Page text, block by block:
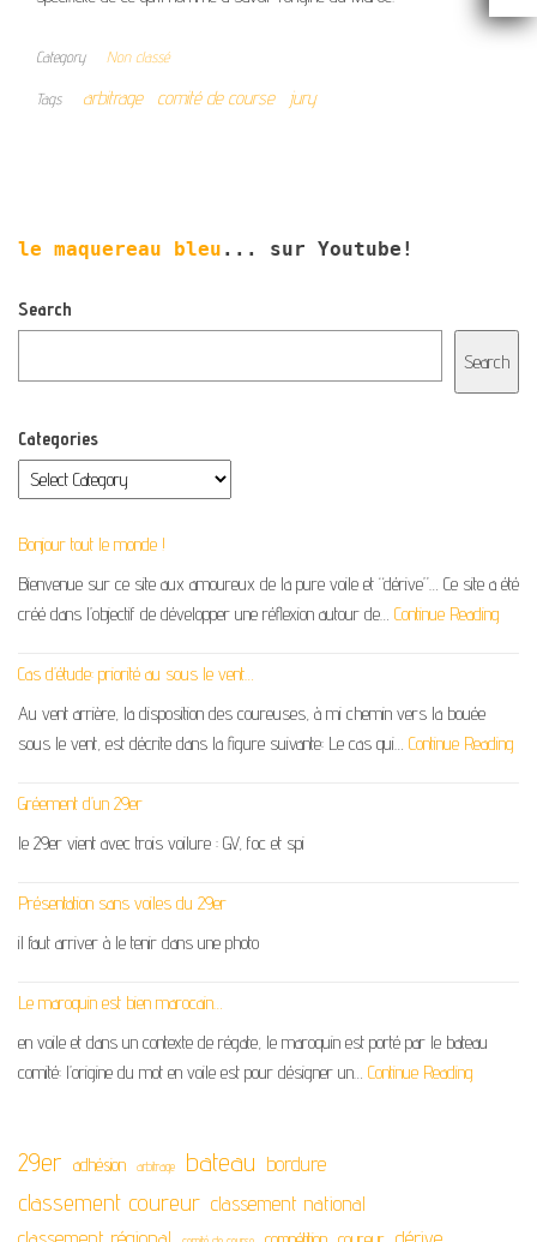
Category Non classé
Tags arbitrage comité de course jury
le maquereau bleu ... sur Youtube!
Search
Search
Categories
Bonjour tout le monde !
Bienvenue sur ce site aux amoureux de la pure voile et “dérive”… Ce site a été
créé dans l’objectif de développer une réflexion autour de… Continue Reading
Cas d’étude: priorité au sous le vent…
Au vent arrière, la disposition des coureuses, à mi chemin vers la bouée
sous le vent, est décrite dans la figure suivante: Le cas qui… Continue Reading
Gréement d’un 29er
le 29er vient avec trois voilure : GV, foc et spi
Présentation sans voiles du 29er
il faut arriver à le tenir dans une photo
Le maroquin est bien marocain…
en voile et dans un contexte de régate, le maroquin est porté par le bateau
comité: l’origine du mot en voile est pour désigner un… Continue Reading
29er adhésion arbitrage bateau bordure
classement coureur classement national